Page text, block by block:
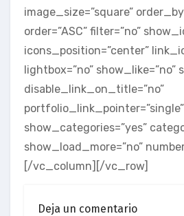
image_size=”square”
order=”ASC” filter=”no”
icons_position=”center”
lightbox=”no” show_like=”no”
disable_link_on_title=”no”
portfolio_link_pointer=”single”
show_categories=”yes”
show_load_more=”no”
[/vc_column][/vc_row]
Deja un comentario